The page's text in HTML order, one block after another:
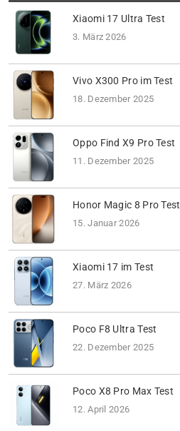
Xiaomi 17 Ultra Test
3. März 2026
Vivo X300 Pro im Test
18. Dezember 2025
Oppo Find X9 Pro Test
11. Dezember 2025
Honor Magic 8 Pro Test
15. Januar 2026
Xiaomi 17 im Test
27. März 2026
Poco F8 Ultra Test
22. Dezember 2025
Poco X8 Pro Max Test
12. April 2026